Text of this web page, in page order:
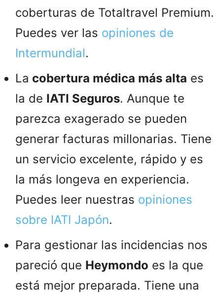
coberturas de Totaltravel Premium.
Puedes ver las opiniones de
Intermundial.
La cobertura médica más alta es
la de IATI Seguros. Aunque te
parezca exagerado se pueden
generar facturas millonarias. Tiene
un servicio excelente, rápido y es
la más longeva en experiencia.
Puedes leer nuestras opiniones
sobre IATI Japón.
Para gestionar las incidencias nos
pareció que Heymondo es la que
está mejor preparada. Tiene una